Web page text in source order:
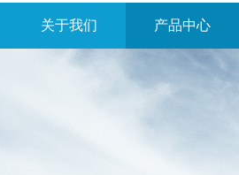
关于我们 产品中心